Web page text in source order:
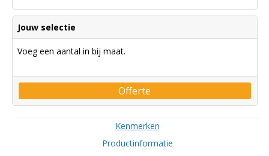
Jouw selectie
Voeg een aantal in bij maat.
Offerte
Kenmerken
Productinformatie